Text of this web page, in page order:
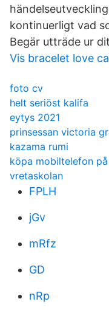
kontinuerligt vad
Begär utträde ur
Vis bracelet love
foto cv
helt seriöst kalifa
eytys 2021
prinsessan victoria
kazama rumi
köpa mobiltelefon
vretaskolan
FPLH
jGv
mRfz
GD
nRp